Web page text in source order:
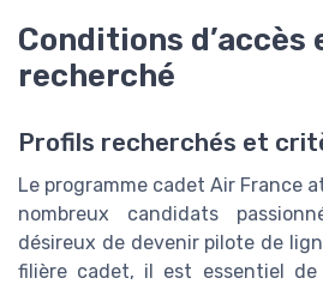
Conditions d’accès
recherché
Profils recherchés et
Le programme cadet Air France
nombreux candidats
désireux de devenir pilote de
filière cadet, il est essentiel de